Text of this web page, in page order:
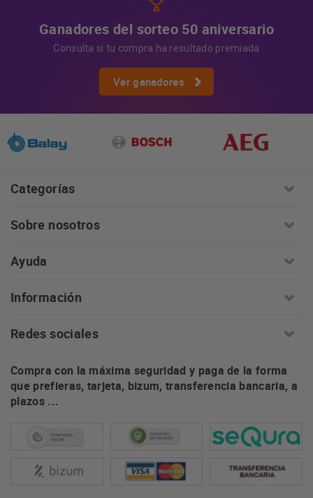
Ganadores del sorteo 50 aniversario
Consulta si tu compra ha resultado premiada
Ver ganadores
Categorías
Sobre nosotros
Ayuda
Información
Redes sociales
Compra con la máxima seguridad y paga de la forma
que prefieras, tarjeta, bizum, transferencia bancaria, a
plazos ...